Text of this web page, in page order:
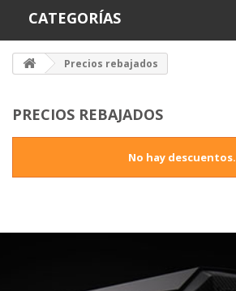
CATEGORÍAS
Precios rebajados
PRECIOS REBAJADOS
No hay descuentos.